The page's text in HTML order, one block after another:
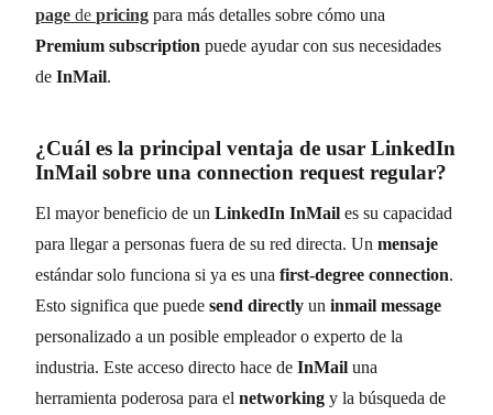
page de pricing para más detalles sobre cómo una
Premium subscription puede ayudar con sus necesidades
de InMail.
¿Cuál es la principal ventaja de usar LinkedIn
InMail sobre una connection request regular?
El mayor beneficio de un LinkedIn InMail es su capacidad
para llegar a personas fuera de su red directa. Un mensaje
estándar solo funciona si ya es una first-degree connection.
Esto significa que puede send directly un inmail message
personalizado a un posible empleador o experto de la
industria. Este acceso directo hace de InMail una
herramienta poderosa para el networking y la búsqueda de